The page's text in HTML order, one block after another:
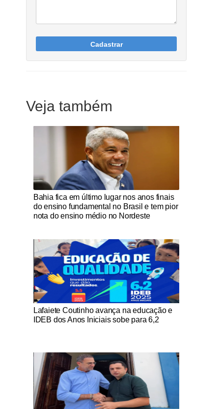
Cadastrar
Veja também
Notícias Católicas
Bahia fica em último lugar nos anos finais
do ensino fundamental no Brasil e tem pior
nota do ensino médio no Nordeste
Notícias Católicas
Lafaiete Coutinho avança na educação e
IDEB dos Anos Iniciais sobe para 6,2